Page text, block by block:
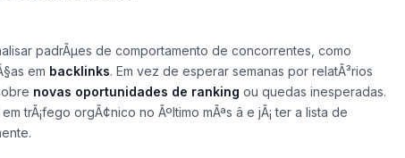
padrÃµes de comportamento de concorrentes, como
em backlinks. Em vez de esperar semanas por relatÃ³rios
novas oportunidades de ranking ou quedas inesperadas.
orgÃ¢nico no Ãºltimo mÃªs â e jÃ¡ ter a lista de